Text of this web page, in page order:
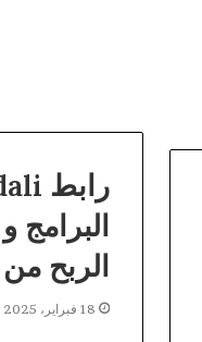
البرامج
الربح من
18 فبراير، 2025